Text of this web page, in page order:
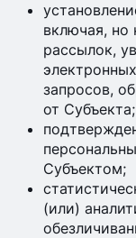
включая, но
рассылок,
запросов,
от Субъекта;
Субъектом;
(или)